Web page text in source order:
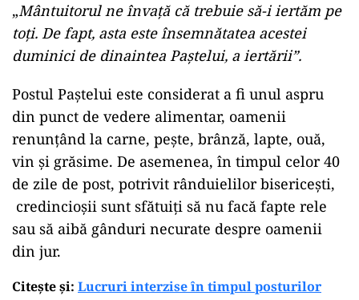
„Mântuitorul ne învață că trebuie să-i iertăm pe
toți. De fapt, asta este însemnătatea acestei
duminici de dinaintea Paștelui, a iertării”.
Postul Paștelui este considerat a fi unul aspru
din punct de vedere alimentar, oamenii
renunțând la carne, pește, brânză, lapte, ouă,
vin și grăsime. De asemenea, în timpul celor 40
de zile de post, potrivit rânduielilor bisericești,
credincioșii sunt sfătuiți să nu facă fapte rele
sau să aibă gânduri necurate despre oamenii
din jur.
Citește și: Lucruri interzise în timpul posturilor